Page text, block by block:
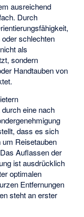
ausreichend
Durch
schlechten
als
sondern
Handtauben von
eine nach
dass es sich
Reisetauben
Auflassen der
ist ausdrücklich
optimalen
Entfernungen
steht an erster